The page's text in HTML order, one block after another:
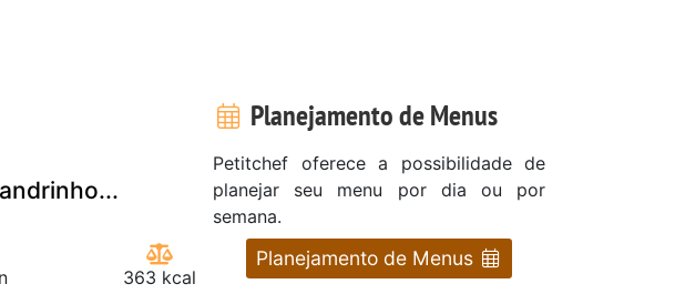
363 kcal
Planejamento de Menus
Petitchef oferece a possibilidade de
planejar seu menu por dia ou por
semana.
Planejamento de Menus